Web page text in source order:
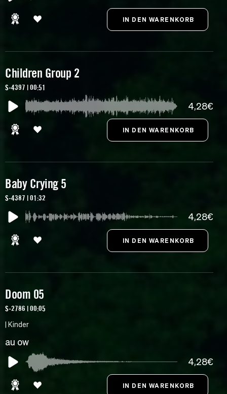
Children Group 2
S-4397 | 00:51
4,28€
Baby Crying 5
S-4387 | 01:32
4,28€
Doom 05
S-2786 | 00:05
| Kinder
au ow
4,28€